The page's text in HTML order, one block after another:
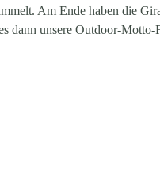
Am Ende haben die
dann unsere Outdoor-